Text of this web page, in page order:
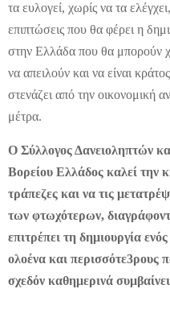
τα ευλογεί, χωρίς να τα
επιπτώσεις που θα φέρει η
στην Ελλάδα που θα μπορούν
να απειλούν και να είναι
στενάζει από την οικονομική
μέτρα.
Ο Σύλλογος Δανειοληπτών
Βορείου Ελλάδος καλεί την
τράπεζες και να τις
των φτωχότερων,
επιτρέπει τη δημιουργία
ολοένα και περισσότε3ρους
σχεδόν καθημερινά